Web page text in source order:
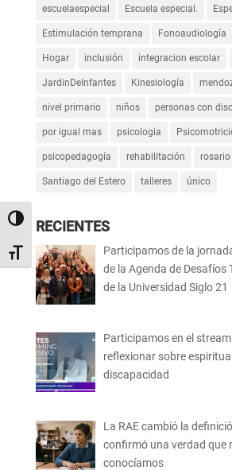
Alternar alto contraste
Alternar tamaño de letra
escuelaespecial Escuela especial.
Estimulación temprana Fonoaudiología
Hogar inclusión integracion escolar
JardinDeInfantes Kinesiología
nivel primario niños personas con
por igual mas psicologia
psicopedagogía rehabilitación rosario
Santiago del Estero talleres único
RECIENTES
Participamos de la
de la Agenda de Desafíos
de la Universidad Siglo 21
Participamos en el
reflexionar sobre
discapacidad
La RAE cambió la
confirmó una verdad que
conocíamos